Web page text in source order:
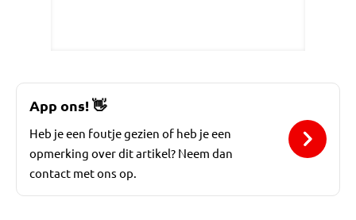
App ons!👋
Heb je een foutje gezien of heb je een
opmerking over dit artikel? Neem dan
contact met ons op.